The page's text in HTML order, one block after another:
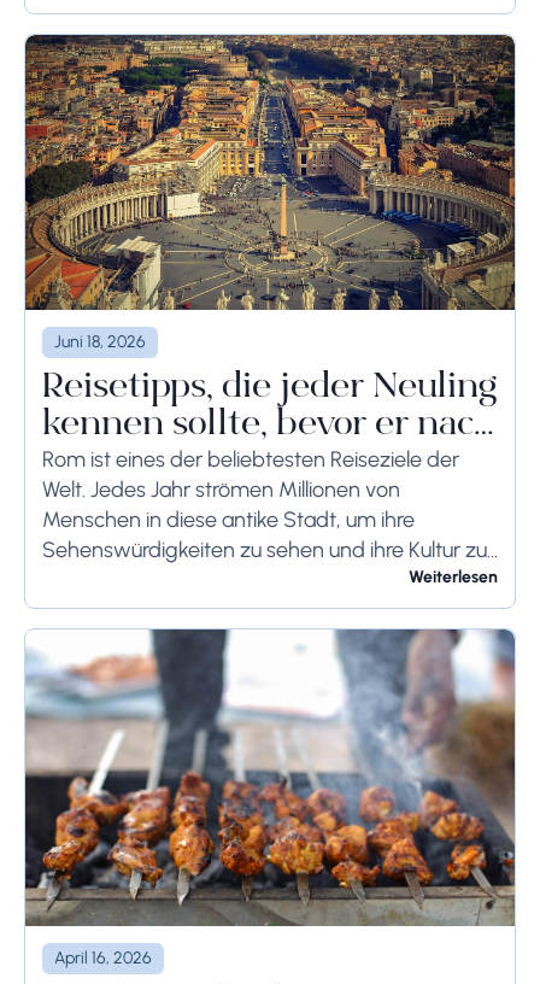
verbleiben, sollten die bodenseitigen
Begrenzungen angemessen berücksichtigt
werden, um schwerwiegende Folgen zu...
Juni 18, 2026
Reisetipps, die jeder Neuling
kennen sollte, bevor er nach
Rom reist
Rom ist eines der beliebtesten Reiseziele der
Welt. Jedes Jahr strömen Millionen von
Menschen in diese antike Stadt, um ihre
Sehenswürdigkeiten zu sehen und ihre Kultur zu
genießen. Wenn Sie demnächst einen Besuch in
Rom planen,...
Weiterlesen
April 16, 2026